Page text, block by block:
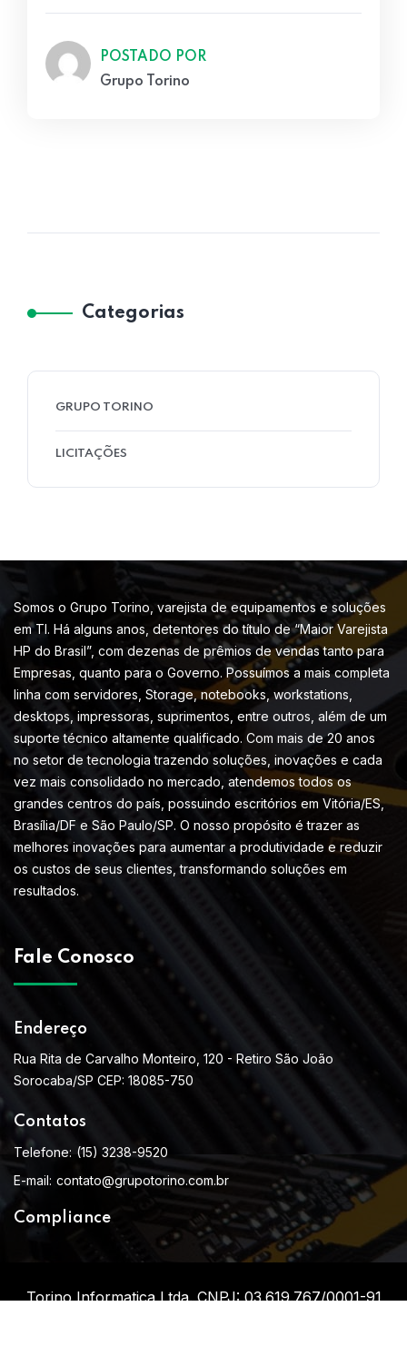
POSTADO POR
Grupo Torino
Categorias
GRUPO TORINO
LICITAÇÕES
Somos o Grupo Torino, varejista de equipamentos e soluções
em TI. Há alguns anos, detentores do título de “Maior Varejista
HP do Brasil”, com dezenas de prêmios de vendas tanto para
Empresas, quanto para o Governo. Possuímos a mais completa
linha com servidores, Storage, notebooks, workstations,
desktops, impressoras, suprimentos, entre outros, além de um
suporte técnico altamente qualificado. Com mais de 20 anos
no setor de tecnologia trazendo soluções, inovações e cada
vez mais consolidado no mercado, atendemos todos os
grandes centros do país, possuindo escritórios em Vitória/ES,
Brasília/DF e São Paulo/SP. O nosso propósito é trazer as
melhores inovações para aumentar a produtividade e reduzir
os custos de seus clientes, transformando soluções em
resultados.
Fale Conosco
Endereço
Rua Rita de Carvalho Monteiro, 120 - Retiro São João
Sorocaba/SP CEP: 18085-750
Contatos
Telefone: (15) 3238-9520
E-mail: contato@grupotorino.com.br
Compliance
Torino Informatica Ltda. CNPJ: 03.619.767/0001-91